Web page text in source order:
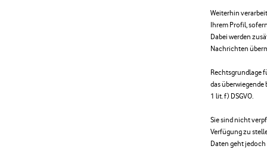
Weiterhin
Ihrem Profil,
Dabei werden
Nachrichten
Rechtsgrundlage
das überwiegende
1 lit. f) DSGVO.
Sie sind nicht
Verfügung zu
Daten geht